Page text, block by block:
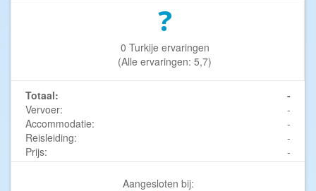
?
0 Turkije ervaringen
(Alle ervaringen: 5,7)
Totaal:
-
Vervoer:
-
Accommodatie:
-
Reisleiding:
-
Prijs:
-
Aangesloten bij: